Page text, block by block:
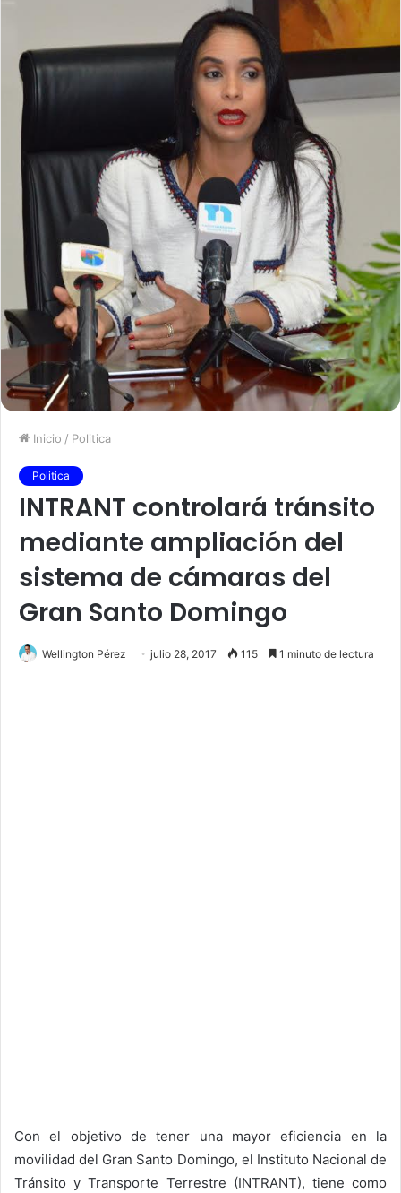
Inicio / Politica
Politica
INTRANT controlará tránsito
mediante ampliación del
sistema de cámaras del
Gran Santo Domingo
Wellington Pérez julio 28, 2017 115 1 minuto de lectura
Con el objetivo de tener una mayor eficiencia en la
movilidad del Gran Santo Domingo, el Instituto Nacional de
Tránsito y Transporte Terrestre (INTRANT), tiene como